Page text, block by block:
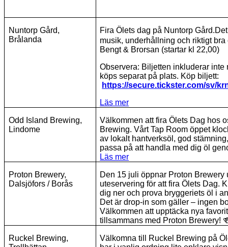
Nuntorp Gård,
Brålanda
Fira Ölets dag på Nuntorp
musik, underhållning och riktigt
Bengt & Brorsan (startar kl 22,00)
Observera: Biljetten inkluderar inte
köps separat på plats. Köp biljett:
https://secure.tickster.com/sv/
Läs mer
Odd Island Brewing,
Lindome
Välkommen att fira Ölets Dag hos
Brewing. Vårt Tap Room öppet
av lokalt hantverksöl, god
passa på att handla med dig öl
Läs mer
Proton Brewery,
Dalsjöfors / Borås
Den 15 juli öppnar Proton Brewery
uteservering för att fira Ölets Dag.
dig ner och prova bryggeriets öl i
Det är drop-in som gäller – ingen
Välkommen att upptäcka nya
tillsammans med Proton Brewery!
Ruckel Brewing,
Välkomna till Ruckel Brewing på